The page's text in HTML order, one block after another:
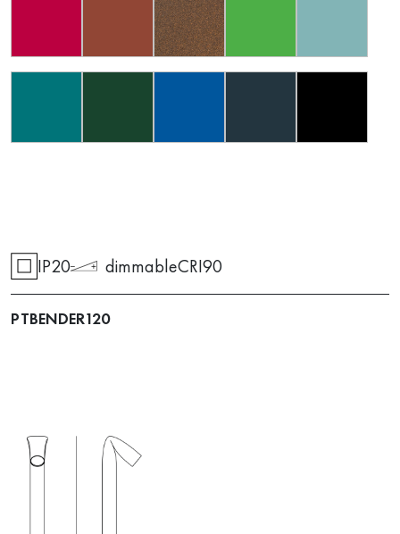
IP20 dimmableCRI90
PTBENDER120